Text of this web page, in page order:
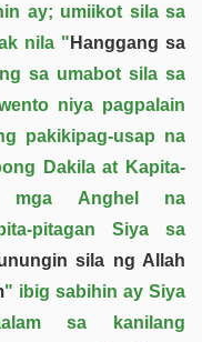
ay; umiikot sila sa
nila " Hanggang sa
sa umabot sila sa
niya pagpalain
pakikipag-usap na
Dakila at Kapita-
mga Anghel na
pitagan Siya sa
sila ng Allah
" ibig sabihin ay Siya
sa kanilang